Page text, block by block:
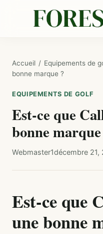
Accueil / Equipements de
bonne marque ?
EQUIPEMENTS DE GOLF
Est-ce que
bonne
Webmaster1décembre 21,
Est-ce que
une bonne